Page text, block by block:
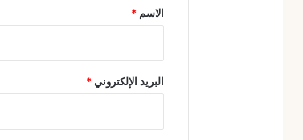
*
الاسم *
البريد الإلكتروني*